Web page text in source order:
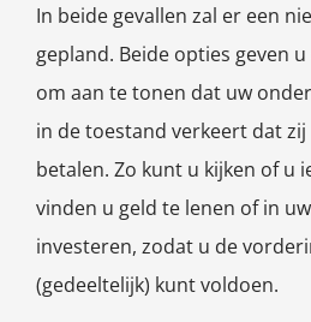
In beide gevallen zal er een
gepland. Beide opties geven
om aan te tonen dat uw
in de toestand verkeert dat
betalen. Zo kunt u kijken of u
vinden u geld te lenen of in
investeren, zodat u de
(gedeeltelijk) kunt voldoen.